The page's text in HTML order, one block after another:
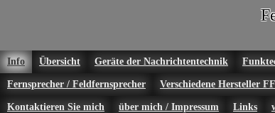
Info Übersicht Geräte der Nachrichtentechnik
Fernsprecher / Feldfernsprecher Verschiedene Hersteller
Kontaktieren Sie mich über mich / Impressum Links